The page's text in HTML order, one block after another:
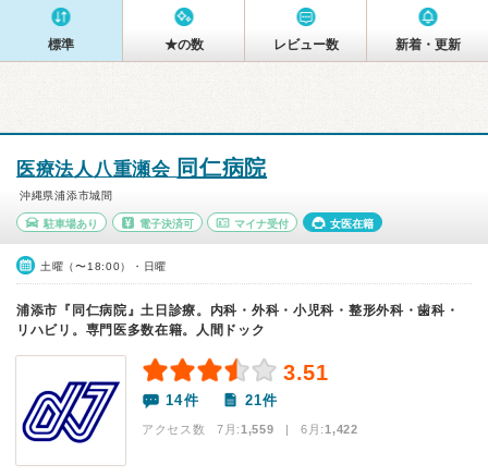
標準 ★の数 レビュー数 新着・更新
医療法人八重瀬会 同仁病院
沖縄県浦添市城間
駐車場あり 電子決済可 マイナ受付 女医在籍
土曜（〜18:00）・日曜
浦添市『同仁病院』土日診療。内科・外科・小児科・整形外科・歯科・
リハビリ。専門医多数在籍。人間ドック
3.51
14件 21件
アクセス数 7月:1,559 | 6月:1,422